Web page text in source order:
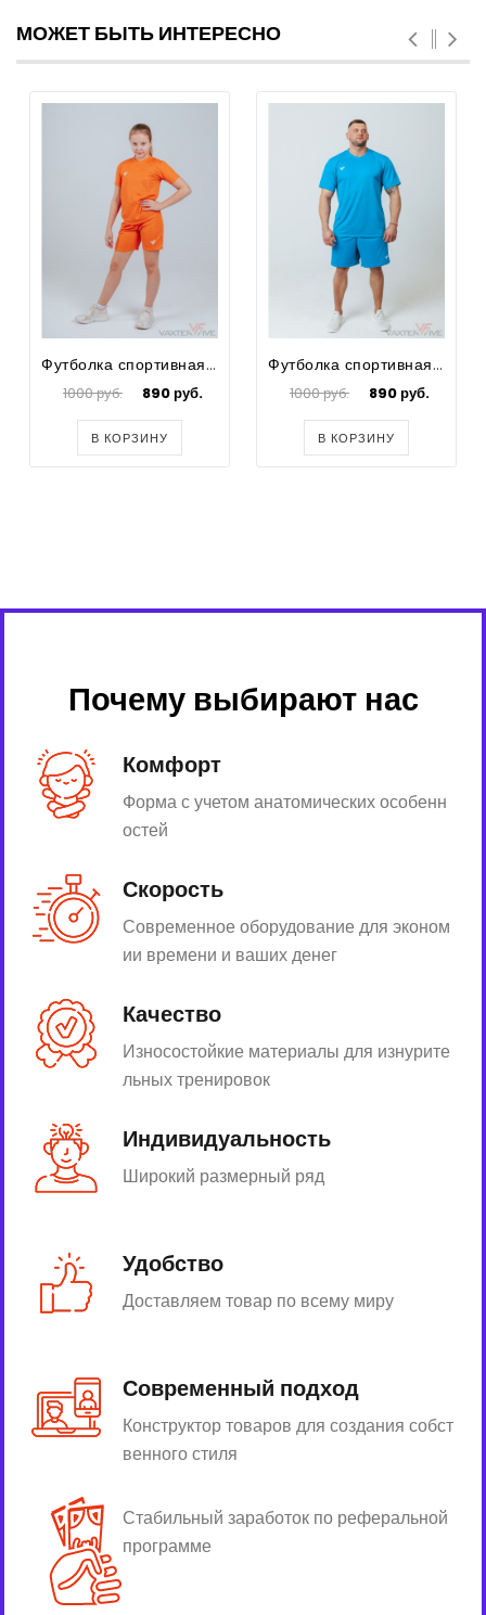
МОЖЕТ БЫТЬ ИНТЕРЕСНО
Футболка спортивная для футбола для девочек Prima
1000 руб. 890 руб.
В КОРЗИНУ
Футболка спортивная для футбола мужская Prima Big Size
1000 руб. 890 руб.
В КОРЗИНУ
Почему выбирают нас
Комфорт
Форма с учетом анатомических особенн
остей
Скорость
Современное оборудование для эконом
ии времени и ваших денег
Качество
Износостойкие материалы для изнурите
льных тренировок
Индивидуальность
Широкий размерный ряд
Удобство
Доставляем товар по всему миру
Современный подход
Конструктор товаров для создания собст
венного стиля
Стабильный заработок по реферальной
программе